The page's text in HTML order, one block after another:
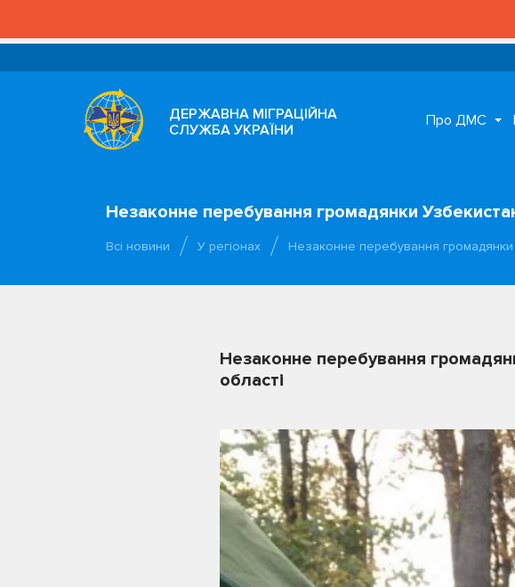
ДЕРЖАВНА МІГРАЦІЙНА
СЛУЖБА УКРАЇНИ
Про ДМС
Незаконне перебування громадянки
Всі новини У регіонах Незаконне перебування громадянки
Незаконне перебування
області